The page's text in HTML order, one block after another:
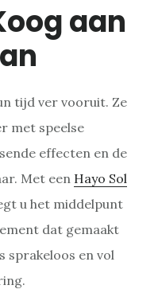
aan
tijd ver vooruit. Ze
met speelse
effecten en de
Met een Hayo Sol
u het middelpunt
dat gemaakt
sprakeloos en vol